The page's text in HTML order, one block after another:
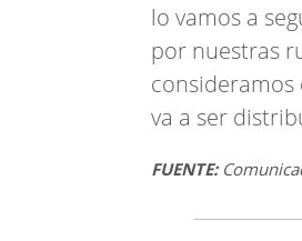
lo vamos a
por nuestras
consideramos
va a ser
FUENTE: